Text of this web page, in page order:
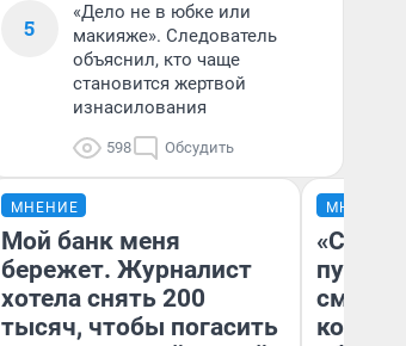
5
«Дело не в юбке или
макияже». Следователь
объяснил, кто чаще
становится жертвой
изнасилования
598 Обсудить
МНЕНИЕ
Мой банк меня
бережет. Журналист
хотела снять 200
тысяч, чтобы погасить
МНЕНИЕ